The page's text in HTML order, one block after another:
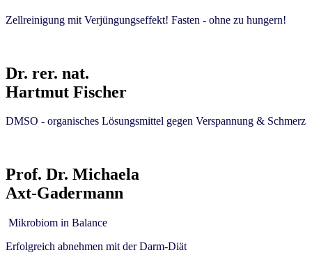
Zellreinigung mit Verjüngungseffekt! Fasten - ohne zu hungern!
Dr. rer. nat.
Hartmut Fischer
DMSO - organisches Lösungsmittel gegen Verspannung & Schmerz
Prof. Dr. Michaela
Axt-Gadermann
Mikrobiom in Balance
Erfolgreich abnehmen mit der Darm-Diät